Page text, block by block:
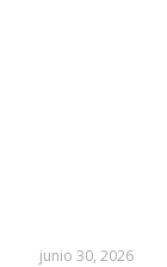
junio 30, 2026